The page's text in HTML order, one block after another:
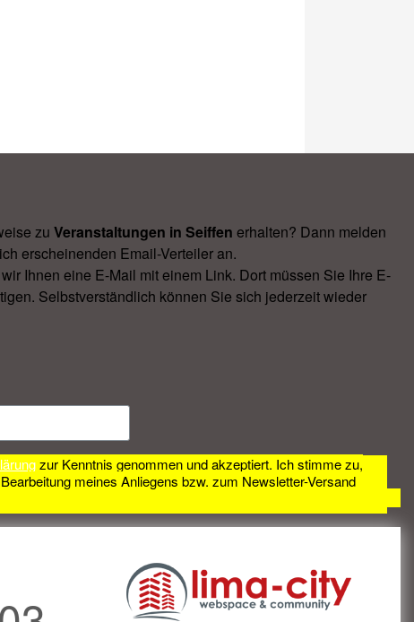
zu Veranstal­tungen in Seiffen erhalten? Dann melden
erscheinenden Email-Verteiler an.
Ihnen eine E-Mail mit einem Link. Dort müssen Sie Ihre E-
Selbstverständlich können Sie sich jederzeit wieder
zur Kenntnis genommen und akzeptiert. Ich stimme zu,
meines Anliegens bzw. zum Newsletter-Versand